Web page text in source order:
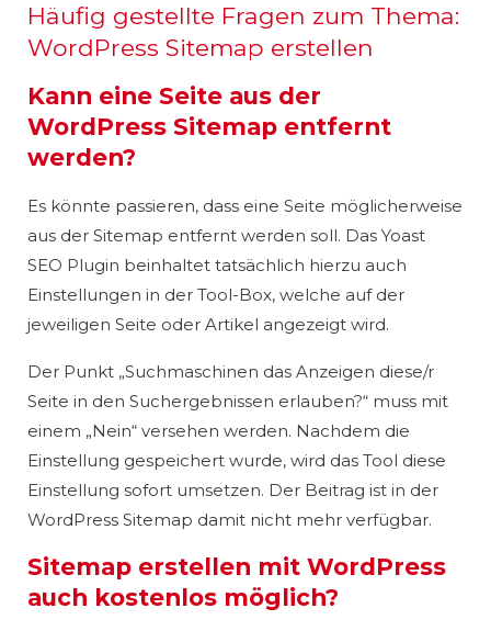
Häufig gestellte Fragen zum Thema:
WordPress Sitemap erstellen
Kann eine Seite aus der
WordPress Sitemap entfernt
werden?
Es könnte passieren, dass eine Seite möglicherweise
aus der Sitemap entfernt werden soll. Das Yoast
SEO Plugin beinhaltet tatsächlich hierzu auch
Einstellungen in der Tool-Box, welche auf der
jeweiligen Seite oder Artikel angezeigt wird.
Der Punkt „Suchmaschinen das Anzeigen diese/r
Seite in den Suchergebnissen erlauben?“ muss mit
einem „Nein“ versehen werden. Nachdem die
Einstellung gespeichert wurde, wird das Tool diese
Einstellung sofort umsetzen. Der Beitrag ist in der
WordPress Sitemap damit nicht mehr verfügbar.
Sitemap erstellen mit WordPress
auch kostenlos möglich?